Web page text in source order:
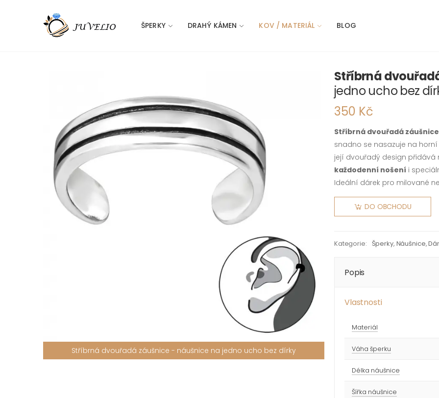
ŠPERKY DRAHÝ KÁMEN KOV / MATERIÁL BLOG
Stříbrná dvouřadá záušnice - náušnice na jedno ucho bez dírky
Stříbrná
jedno ucho bez
350 Kč
Stříbrná dvouřadá záušnice
snadno se nasazuje na
její dvouřadý design přidává
každodenní nošení i
Ideální dárek pro milované
DO OBCHODU
Kategorie: Šperky, Náušnice,
Popis
Vlastnosti
Materiál
Váha šperku
Délka náušnice
Šířka náušnice